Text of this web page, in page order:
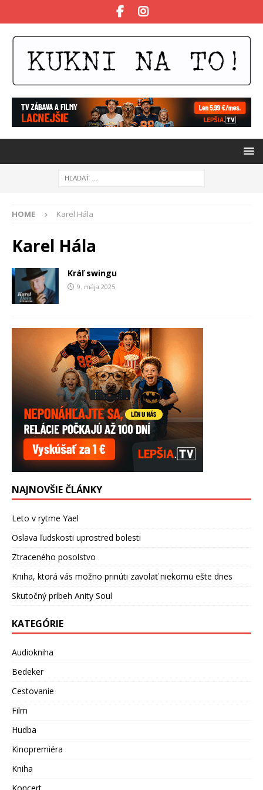
HOME Karel Hála
Karel Hála
Kráľ swingu
9. mája 2025
NAJNOVŠIE ČLÁNKY
Leto v rytme Yael
Oslava ľudskosti uprostred bolesti
Ztraceného posolstvo
Kniha, ktorá vás možno prinúti zavolať niekomu ešte dnes
Skutočný príbeh Anity Soul
KATEGÓRIE
Audiokniha
Bedeker
Cestovanie
Film
Hudba
Kinopremiéra
Kniha
Koncert